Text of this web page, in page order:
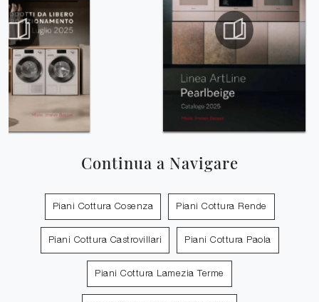
Continua a Navigare
Piani Cottura Cosenza Piani Cottura Rende
Piani Cottura Castrovillari Piani Cottura Paola
Piani Cottura Lamezia Terme